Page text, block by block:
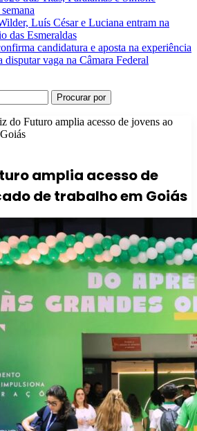
Luís César e Luciana entram na
das Esmeraldas
candidatura e aposta na experiência
disputar vaga na Câmara Federal
Procurar por
do Futuro amplia acesso de jovens ao
amplia acesso de
de trabalho em Goiás